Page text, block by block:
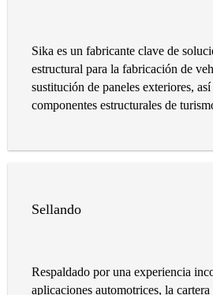
Sika es un fabricante clave de
estructural para la fabricación de
sustitución de paneles exteriores,
componentes estructurales de
Sellando
Respaldado por una experiencia
aplicaciones automotrices, la cartera